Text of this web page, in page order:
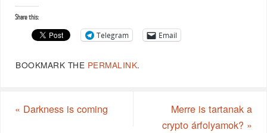
Share this:
Telegram Email
BOOKMARK THE PERMALINK.
« Darkness is coming
Merre is tartanak a
crypto árfolyamok? »